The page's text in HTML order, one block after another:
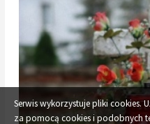
Serwis wykorzystuje pliki cookies.
za pomocą cookies i podobnych